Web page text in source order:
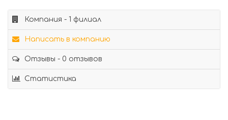
Компания - 1 филиал
Написать в компанию
Отзывы - 0 отзывов
Статистика